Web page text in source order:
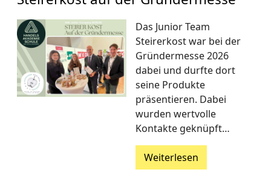
Das Junior Team
Steirerkost war bei der
Gründermesse 2026
dabei und durfte dort
seine Produkte
präsentieren. Dabei
wurden wertvolle
Kontakte geknüpft…
Weiterlesen